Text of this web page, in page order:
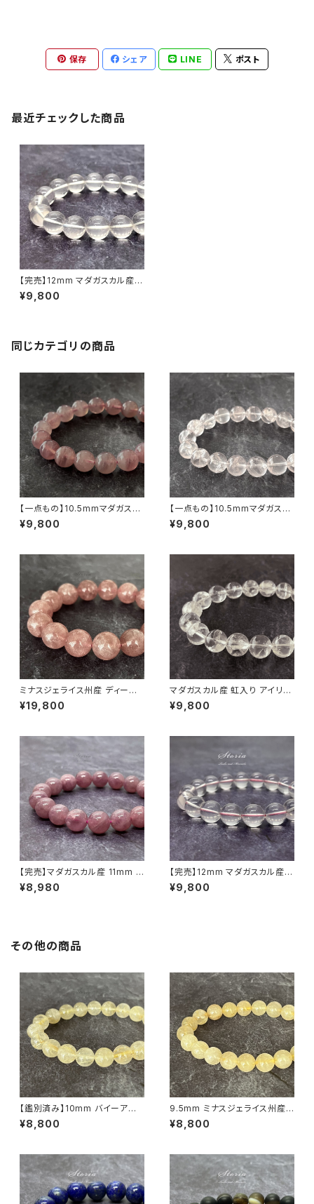
保存 シェア LINE ポスト
最近チェックした商品
【完売】12mm マダガスカル産
クリア ローズクォーツ ブレスレ
ット
¥9,800
同じカテゴリの商品
【一点もの】10.5mmマダガスカ
ル産 ディープ・ローズクォーツ
ブレスレット【鑑別済み】
¥9,800
【一点もの】10.5mmマダガスカ
ル産 虹入り アイリスローズクォ
ーツ ブレスレット 【鑑別済み】
¥9,800
ミナスジェライス州産 ディープ
ローズクォーツ 15.5mm ブレス
レット【鑑
¥19,800
マダガスカル産 虹入り アイリス
ローズクォーツ 10.5mm ブレス
レット
¥9,800
【完売】マダガスカル産 11mm デ
ィープパープル ローズクォーツ
¥8,980
【完売】12mm マダガスカル産
レインボー・ローズクォーツ ブ
レスレット
¥9,800
その他の商品
【鑑別済み】10mm バイーア州
産 ゴールデン ルチルクォーツ ブ
レスレット【画像現物・RT02】
¥8,800
9.5mm ミナスジェライス州産
ゴールデン ルチルクォーツ ブレ
スレット【鑑別済み・画像現物・R
¥8,800